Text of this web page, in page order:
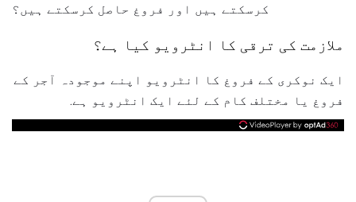
کرسکتے ہیں اور فروغ حاصل کرسکتے ہیں؟
ملازمت کی ترقی کا انٹرویو کیا ہے؟
ایک نوکری کے فروغ کا انٹرویو اپنے موجودہ آجر کے
فروغ یا مختلف کام کے لئے ایک انٹرویو ہے.